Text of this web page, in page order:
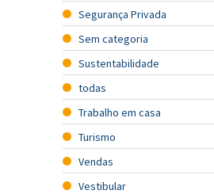
Segurança Privada
Sem categoria
Sustentabilidade
todas
Trabalho em casa
Turismo
Vendas
Vestibular